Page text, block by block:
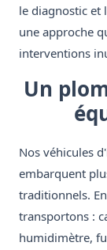
le diagnostic
une approche
interventions
Un
Nos véhicules
embarquent
traditionnels.
transportons :
humidimètre,